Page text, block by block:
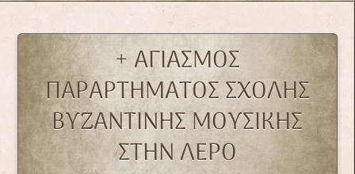
+ ΑΓΙΑΣΜΟΣ
ΠΑΡΑΡΤΗΜΑΤΟΣ ΣΧΟΛΗΣ
ΒΥΖΑΝΤΙΝΗΣ ΜΟΥΣΙΚΗΣ
ΣΤΗΝ ΛΕΡΟ